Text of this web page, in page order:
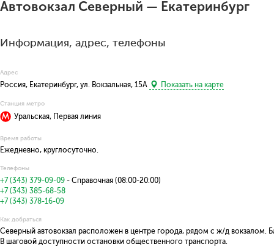
Автовокзал Северный — Екатеринбург
Информация, адрес, телефоны
Адрес
Россия, Екатеринбург, ул. Вокзальная, 15А Показать на карте
Станция метро
Уральская, Первая линия
Время работы
Ежедневно, круглосуточно.
Телефоны
+7 (343) 379-09-09 - Справочная (08:00-20:00)
+7 (343) 385-68-58
+7 (343) 378-16-09
Как добраться
Северный автовокзал расположен в центре города, рядом с ж/д вокзалом.
В шаговой доступности остановки общественного транспорта.